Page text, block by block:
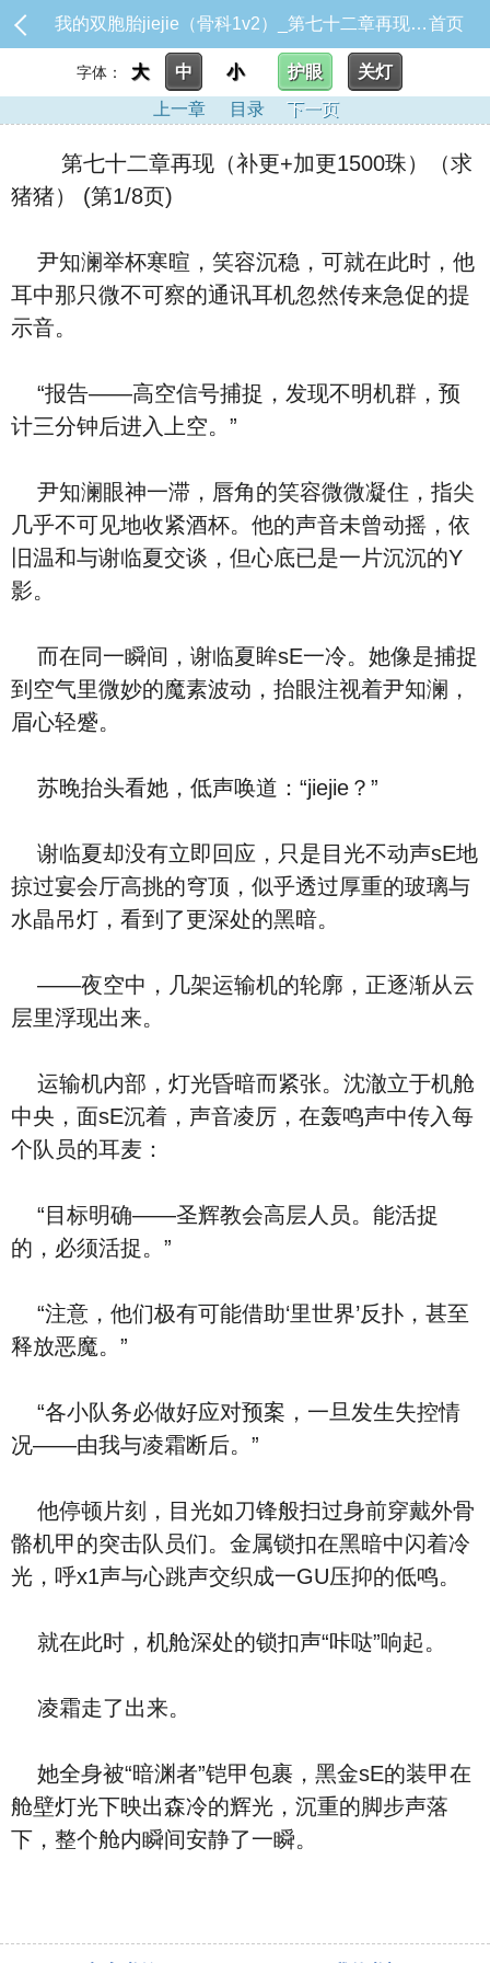
我的双胞胎jiejie（骨科1v2）_第七十二章再现（补更+加更1500珠）（求猪猪）首页
字体： 大 中 小 护眼
关灯
上一章
目录 下一页
第七十二章再现（补更+加更1500珠）（求
猪猪） (第1/8页)
尹知澜举杯寒暄，笑容沉稳，可就在此时，他
耳中那只微不可察的通讯耳机忽然传来急促的提
示音。
“报告——高空信号捕捉，发现不明机群，预
计三分钟后进入上空。”
尹知澜眼神一滞，唇角的笑容微微凝住，指尖
几乎不可见地收紧酒杯。他的声音未曾动摇，依
旧温和与谢临夏交谈，但心底已是一片沉沉的Y
影。
而在同一瞬间，谢临夏眸sE一冷。她像是捕捉
到空气里微妙的魔素波动，抬眼注视着尹知澜，
眉心轻蹙。
苏晚抬头看她，低声唤道：“jiejie？”
谢临夏却没有立即回应，只是目光不动声sE地
掠过宴会厅高挑的穹顶，似乎透过厚重的玻璃与
水晶吊灯，看到了更深处的黑暗。
——夜空中，几架运输机的轮廓，正逐渐从云
层里浮现出来。
运输机内部，灯光昏暗而紧张。沈澈立于机舱
中央，面sE沉着，声音凌厉，在轰鸣声中传入每
个队员的耳麦：
“目标明确——圣辉教会高层人员。能活捉
的，必须活捉。”
“注意，他们极有可能借助‘里世界’反扑，甚至
释放恶魔。”
“各小队务必做好应对预案，一旦发生失控情
况——由我与凌霜断后。”
他停顿片刻，目光如刀锋般扫过身前穿戴外骨
骼机甲的突击队员们。金属锁扣在黑暗中闪着冷
光，呼x1声与心跳声交织成一GU压抑的低鸣。
就在此时，机舱深处的锁扣声“咔哒”响起。
凌霜走了出来。
她全身被“暗渊者”铠甲包裹，黑金sE的装甲在
舱壁灯光下映出森冷的辉光，沉重的脚步声落
下，整个舱内瞬间安静了一瞬。